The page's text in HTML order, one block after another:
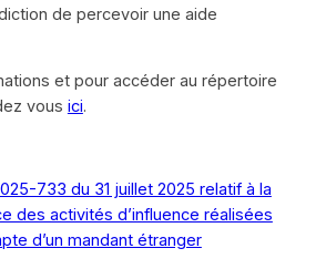
de percevoir une aide
et pour accéder au répertoire
vous ici.
733 du 31 juillet 2025 relatif à la
des activités d’influence réalisées
d’un mandant étranger